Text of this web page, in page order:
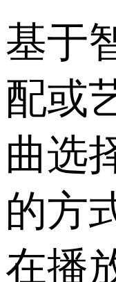
基于
配或
曲选
的方
在播